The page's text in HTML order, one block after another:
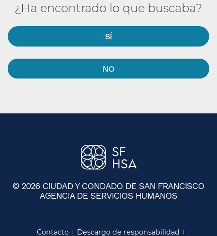
¿Ha encontrado lo que buscaba?​​
SÍ​​
NO​​
© 2026 CIUDAD Y CONDADO DE SAN FRANCISCO
AGENCIA DE SERVICIOS HUMANOS
Contacto​​ Descargo de responsabilidad​​